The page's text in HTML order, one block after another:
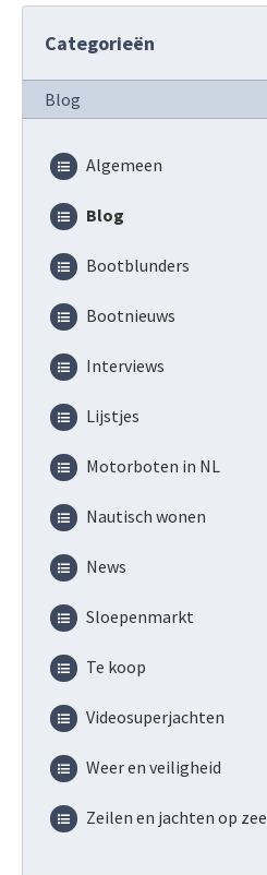
Categorieën
Blog
Algemeen
Blog
Bootblunders
Bootnieuws
Interviews
Lijstjes
Motorboten in NL
Nautisch wonen
News
Sloepenmarkt
Te koop
Videosuperjachten
Weer en veiligheid
Zeilen en jachten op zee